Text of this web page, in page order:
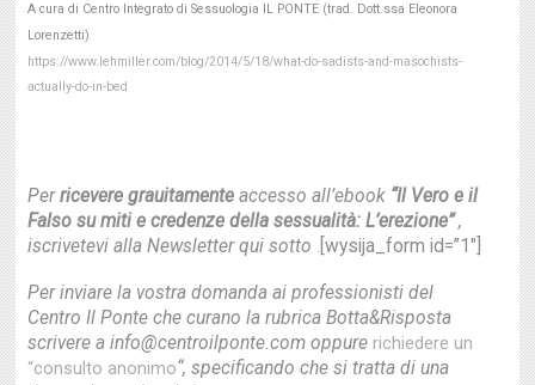
A cura di Centro Integrato di Sessuologia IL PONTE (trad. Dott.ssa Eleonora
Lorenzetti)
https://www.lehmiller.com/blog/2014/5/18/what-do-sadists-and-masochists-
actually-do-in-bed
Perricevere grauitamenteaccesso all’ebook “Il Vero e il
Falso su miti e credenze della sessualità: L’erezione”,
iscrivetevi alla Newsletter qui sotto . [wysija_form id=”1″]
Per inviare la vostra domanda ai professionisti del
Centro Il Ponte che curano la rubrica Botta&Risposta
scrivere a info@centroilponte.com oppure richiedere un
“consulto anonimo“, specificando che si tratta di una